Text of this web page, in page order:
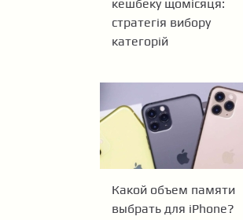
кешбеку щомісяця:
стратегія вибору
категорій
Какой объем памяти
выбрать для iPhone?